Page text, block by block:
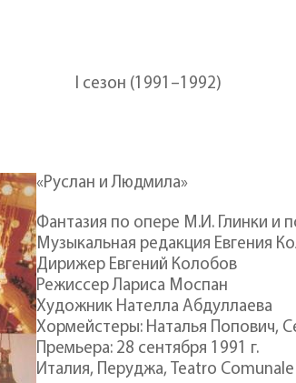
I сезон (1991–1992)
«Руслан и Людмила»
Фантазия по опере М.И. Глинки и
Музыкальная редакция Евгения
Дирижер Евгений Колобов
Режиссер Лариса Моспан
Художник Нателла Абдуллаева
Хормейстеры: Наталья Попович,
Премьера: 28 сентября 1991 г.
Италия, Перуджа, Teatro